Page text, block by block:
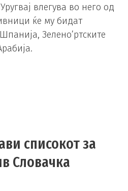
влегува во него од
ќе му бидат
Зелено’ртските
списокот за
Словачка